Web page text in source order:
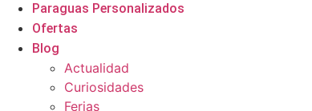
Paraguas Personalizados
Ofertas
Blog
Actualidad
Curiosidades
Ferias